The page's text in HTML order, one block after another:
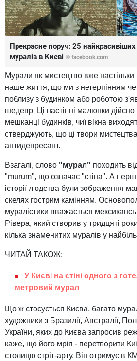
Прекрасне поруч: 25
муралів в Києві © facebook.com
Мурали як мистецтво вже настільки
наше життя, що ми з нетерпінням
поблизу з будинком або роботою
шедевр. Ці настінні малюнки
мешканці будинків, чиї вікна
стверджують, що ці твори
антидепресант.
Взагалі, слово "мурал" походить
"murum", що означає "стіна". А
історії людства були зображення
скелях гострим камінням.
муралістики вважається
Рівера, який створив у тридцяті
кілька знаменитих муралів у
ЧИТАЙ ТАКОЖ:
У Києві на стіні одного з
метровий мурал
Що ж стосується Києва, багато
художники з Бразилії, Австралії,
України, яких до Києва запросив
каже, що його мрія - перетворити
столицю стріт-арту. Він отримує в